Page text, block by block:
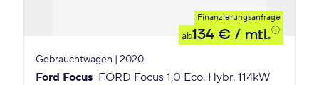
Finanzierungsanfrage
ab134 € / mtl.
Gebrauchtwagen | 2020
Ford Focus FORD Focus 1,0 Eco. Hybr. 114kW